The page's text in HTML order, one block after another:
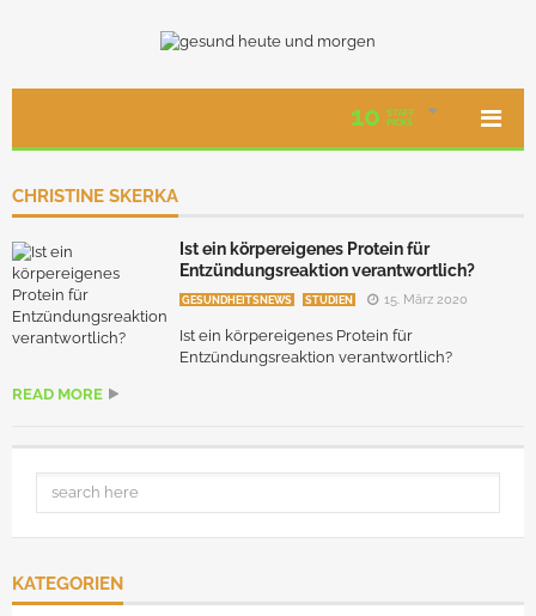
10 STAFF
PICKS
CHRISTINE SKERKA
Ist ein körpereigenes Protein für
Entzündungsreaktion verantwortlich?
GESUNDHEITSNEWS STUDIEN 15. März 2020
Ist ein körpereigenes Protein für
Entzündungsreaktion verantwortlich?
READ MORE
KATEGORIEN